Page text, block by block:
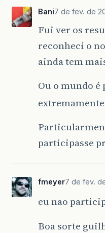
Bani7 de fev. de
Fui ver os
reconheci o
ainda tem
Ou o mundo é
participasse
fmeyer7 de fev.
eu nao
Boa sorte